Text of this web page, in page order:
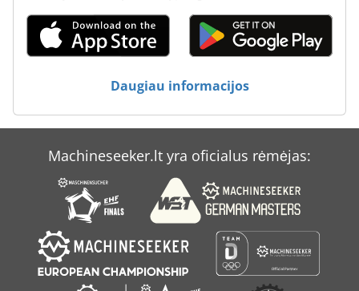
Transporto Laikikliai
Daugiau informacijos
Machineseeker.lt yra oficialus rėmėjas: